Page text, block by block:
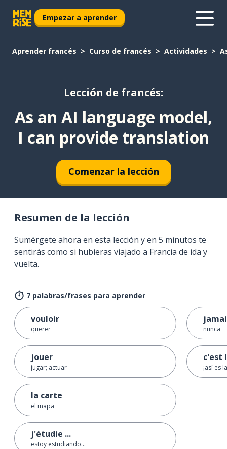
Empezar a aprender
Aprender francés Curso de francés Actividades
Lección de francés:
As an AI language model,
I can provide translation
Comenzar la lección
Resumen de la lección
Sumérgete ahora en esta lección y en 5 minutos te
sentirás como si hubieras viajado a Francia de ida y
vuelta.
7 palabras/frases para aprender
vouloir
querer
jouer
jugar; actuar
la carte
el mapa
j'étudie ...
estoy estudiando...
nunca
c'est
¡así es